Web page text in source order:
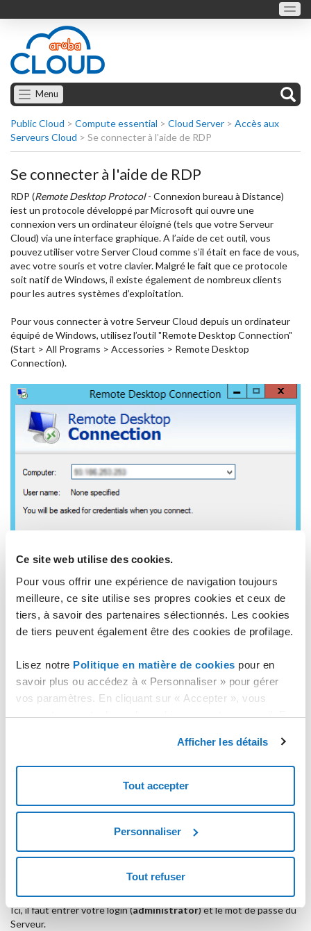
Ce site web utilise des cookies.
Pour vous offrir une expérience de navigation toujours
meilleure, ce site utilise ses propres cookies et ceux de
tiers, à savoir des partenaires sélectionnés. Les cookies
de tiers peuvent également être des cookies de profilage.
Lisez notre Politique en matière de cookies pour en
savoir plus ou accédez à « Personnaliser » pour gérer
vos paramètres. En cliquant sur « Accepter », vous
consentez au stockage de cookies sur votre appareil. En
stockage des cookies nécessaires.
Afficher les détails
Tout accepter
Personnaliser
Tout refuser
Menu
Public Cloud > Compute essential > Cloud Server > Accès aux
Serveurs Cloud > Se connecter à l'aide de RDP
Se connecter à l'aide de RDP
RDP (Remote Desktop Protocol- Connexion bureau à Distance)
iest un protocole développé par Microsoft qui ouvre une
connexion vers un ordinateur éloigné (tels que votre Serveur
Cloud) via une interface graphique. A l’aide de cet outil, vous
pouvez utiliser votre Server Cloud comme s’il était en face de vous,
avec votre souris et votre clavier. Malgré le fait que ce protocole
soit natif de Windows, il existe également de nombreux clients
pour les autres systèmes d’exploitation.
Pour vous connecter à votre Serveur Cloud depuis un ordinateur
équipé de Windows, utilisez l’outil "Remote Desktop Connection"
(Start > All Programs > Accessories > Remote Desktop
Connection).
Ici, il faut entrer l’adresse IP du Serveur sur lequel vous souhaitez
prendre la main.
Ici, il faut entrer votre login (administrator) et le mot de passe du
Serveur.